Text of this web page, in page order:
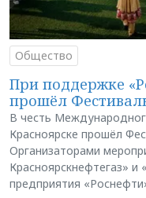
Общество
При поддержке
прошёл
В честь
Красноярске прошёл
Организаторами
Красноярскнефтегаз»
предприятия